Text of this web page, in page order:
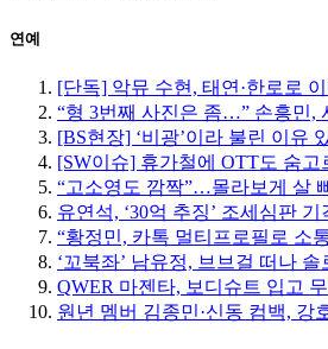
연예
[단독] 악뮤 수현, 태연·한로로
“형 3번째 사진은 좀…” 손흥민,
[BS현장] ‘비광’이라 불린 이유
[SW이슈] 휴가철에 OTT도 숨
“고소영도 깜짝”…몰라보게 살
유연석, ‘30억 추징’ 조세심판
“황정민, 카톡 멀티프로필로 소
‘꼬북좌’ 남유정, 브브걸 떠나
QWER 마젠타, 보디슈트 입고
원년 멤버 김종민·신동 컴백,